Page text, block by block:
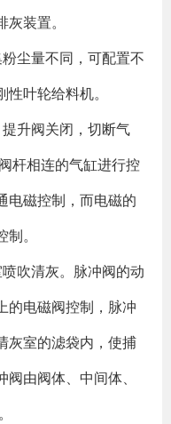
装置。
尘量不同，可配置不
叶轮给料机。
升阀关闭，切断气
杆相连的气缸进行控
电磁控制，而电磁的
。
吹清灰。脉冲阀的动
的电磁阀控制，脉冲
灰室的滤袋内，使捕
由阀体、中间体、